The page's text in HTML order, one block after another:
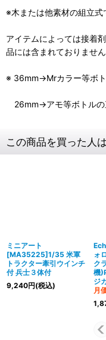
※木または他素材の組立式
アイテムによっては接着
品には含まれておりません
※ 36mm→Mrカラー等ボ
26mm→アモ等ボトルの
この商品を買った人
ミニアート
[MA35225]1/35 米軍
トラクター牽引ウインチ
付 兵士３体付
9,240円(税込)
ォ
ク
機
ジ
月